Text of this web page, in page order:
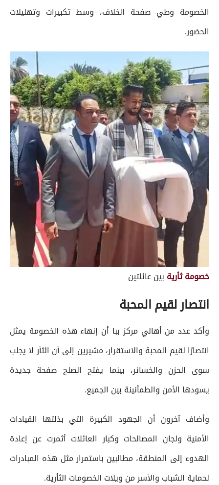
الخصومة وطي صفحة الخلاف، وسط تكبيرات وتهليلات
الحضور.
خصومة ثأريةبين عائلتين
انتصار لقيم المحبة
وأكد عدد من أهالي مركز ببا أن إنهاء هذه الخصومة يمثل
انتصارًا لقيم المحبة والاستقرار، مشيرين إلى أن الثأر لا يجلب
سوى الحزن والخسائر، بينما يفتح الصلح صفحة جديدة
يسودها الأمن والطمأنينة بين الجميع.
وأضاف آخرون أن الجهود الكبيرة التي بذلتها القيادات
الأمنية ولجان المصالحات وكبار العائلات أثمرت عن إعادة
الهدوء إلى المنطقة، مطالبين باستمرار مثل هذه المبادرات
لحماية الشباب والأسر من ويلات الخصومات الثأرية.